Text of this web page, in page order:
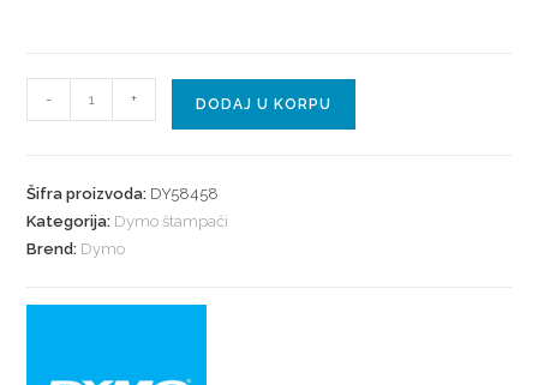
- + DODAJ U KORPU
Šifra proizvoda: DY58458
Kategorija: Dymo štampači
Brend: Dymo